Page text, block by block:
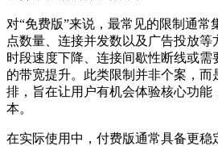
对“免费版”来说，最常见的限制通常
点数量、连接并发数以及广告投放等
时段速度下降、连接间歇性断线或
的带宽提升。此类限制并非个案，
排，旨在让用户有机会体验核心功能
本。
在实际使用中，付费版通常具备更稳